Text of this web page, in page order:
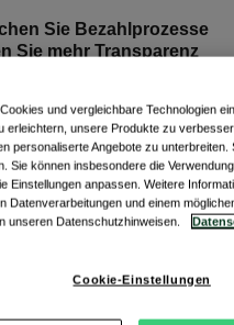
Sie Bezahlprozesse
Sie mehr Transparenz
und vieles
Sie vom Einsatz digitaler
profitieren können und
Möglichkeiten sich auf
Ihre Lieferanten und
und vergleichbare Technologien
erleichtern, unsere Produkte zu
personaliserte Angebote zu unterbreiten.
Sie können insbesondere die
Einstellungen anpassen. Weitere
Datenverarbeitungen und einem
unseren Datenschutzhinweisen.
Cookie-Einstellungen